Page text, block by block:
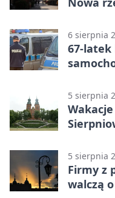
6 sierpnia
67-latek
5 sierpnia
5 sierpnia
Firmy z
walczą